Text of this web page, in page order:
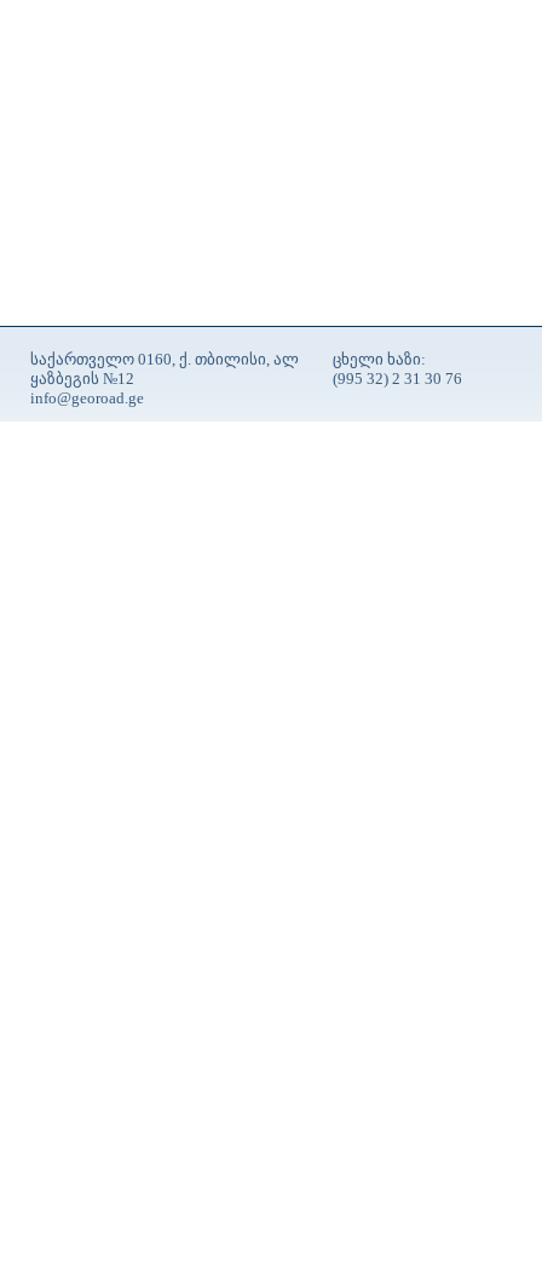
საქართველო 0160, ქ. თბილისი, ალ
ყაზბეგის №12
info@georoad.ge
ცხელი ხაზი:
(995 32) 2 31 30 76